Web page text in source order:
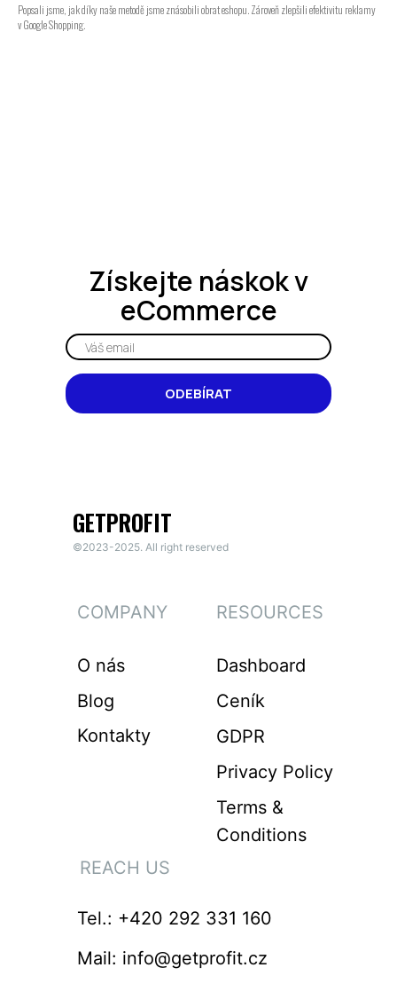
Popsali jsme, jak díky naše metodě jsme znásobili obrat eshopu. Zároveň zlepšili efektivitu reklamy
v Google Shopping.
Získejte náskokv
eCommerce
ODEBÍRAT
GETPROFIT
©2023-2025. All right reserved
COMPANY RESOURCES
REACH US
O nás
Blog
Kontakty
Dashboard
Ceník
GDPR
Tel.: +420 292 331 160
Mail: info@getprofit.cz
Privacy Policy
Terms &
Conditions